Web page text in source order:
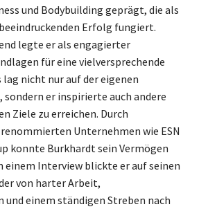
und Bodybuilding geprägt, die als
Erfolg fungiert.
legte er als engagierter
für eine vielversprechende
lag nicht nur auf der eigenen
er inspirierte auch andere
Ziele zu erreichen. Durch
Unternehmen wie ESN
konnte Burkhardt sein Vermögen
einem Interview blickte er auf seinen
von harter Arbeit,
und einem ständigen Streben nach